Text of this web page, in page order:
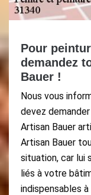
Pour
demandez
Bauer !
Nous vous
devez
Artisan Bauer
Artisan Bauer
situation, car lui
liés à votre
indispensables